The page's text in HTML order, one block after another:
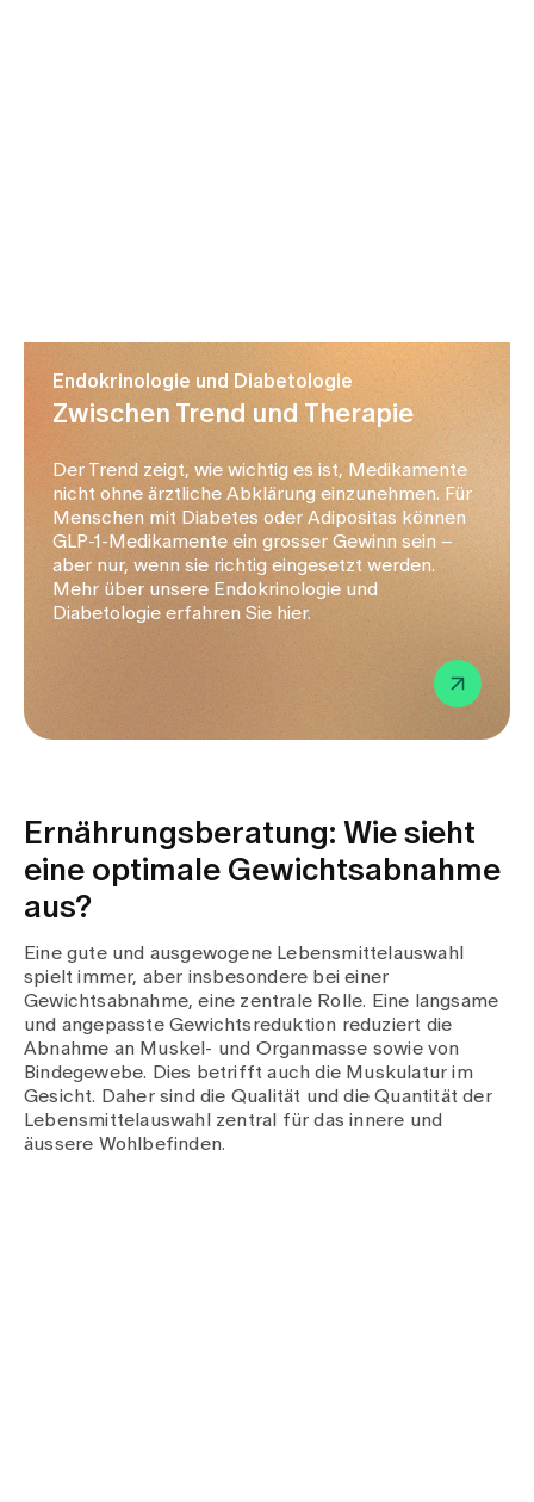
Endokrinologie und Diabetologie
Zwischen Trend und Therapie
Der Trend zeigt, wie wichtig es ist, Medikamente
nicht ohne ärztliche Abklärung einzunehmen. Für
Menschen mit Diabetes oder Adipositas können
GLP-1-Medikamente ein grosser Gewinn sein –
aber nur, wenn sie richtig eingesetzt werden.
Mehr über unsere Endokrinologie und
Diabetologie erfahren Sie hier.
Ernährungsberatung: Wie sieht
eine optimale Gewichtsabnahme
aus?
Eine gute und ausgewogene Lebensmittelauswahl
spielt immer, aber insbesondere bei einer
Gewichtsabnahme, eine zentrale Rolle. Eine langsame
und angepasste Gewichtsreduktion reduziert die
Abnahme an Muskel- und Organmasse sowie von
Bindegewebe. Dies betrifft auch die Muskulatur im
Gesicht. Daher sind die Qualität und die Quantität der
Lebensmittelauswahl zentral für das innere und
äussere Wohlbefinden.